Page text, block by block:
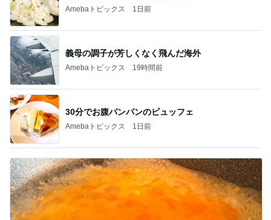
Amebaトピックス 1日前
義母の調子が芳しくなく飛んだ海外
Amebaトピックス 19時間前
30分でお腹パンパンのビュッフェ
Amebaトピックス 1日前